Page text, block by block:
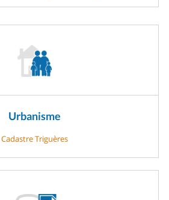
Urbanisme
Cadastre Triguères